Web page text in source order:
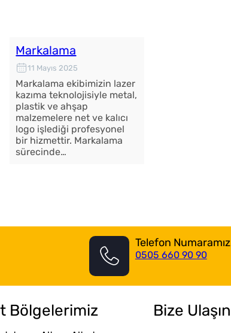
Markalama
11 Mayıs 2025
Markalama ekibimizin lazer
kazıma teknolojisiyle metal,
plastik ve ahşap
malzemelere net ve kalıcı
logo işlediği profesyonel
bir hizmettir. Markalama
sürecinde…
Telefon Numaramız
0505 660 90 90
Bölgelerimiz Bize Ulaşın